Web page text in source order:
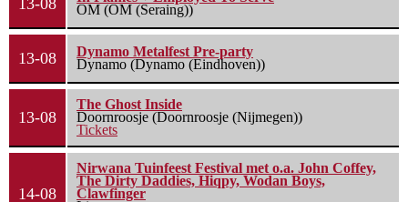
13-08
OM (OM (Seraing))
13-08
Dynamo Metalfest Pre-party
Dynamo (Dynamo (Eindhoven))
13-08
The Ghost Inside
Doornroosje (Doornroosje (Nijmegen))
Tickets
14-08
Nirwana Tuinfeest Festival met o.a. John Coffey,
The Dirty Daddies, Hiqpy, Wodan Boys,
Clawfinger